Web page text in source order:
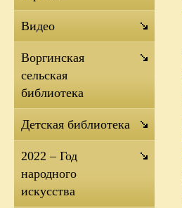
Видео
Воргинская
сельская
библиотека
Детская библиотека
2022 – Год
народного
искусства